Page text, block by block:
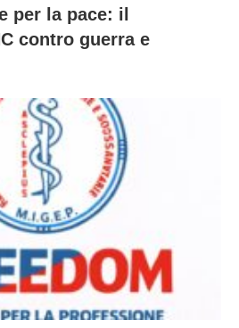
per la pace: il
contro guerra e